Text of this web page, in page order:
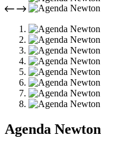
Agenda Newton